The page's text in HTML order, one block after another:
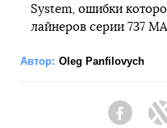
System, ошибки
лайнеров серии 737
Автор: Oleg Panfilovych